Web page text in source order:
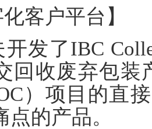
化客户平台】
开发了IBC
回收废弃包装
）项目的直
的产品。